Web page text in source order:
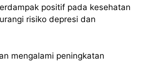
positif pada kesehatan
risiko depresi dan
mengalami peningkatan